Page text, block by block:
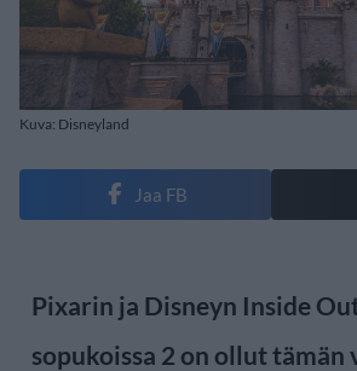
Kuva: Disneyland
Jaa FB
Pixarin ja Disneyn Inside
sopukoissa 2 on ollut tämän